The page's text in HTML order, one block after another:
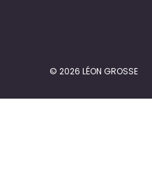
© 2026 LÉON GROSSE